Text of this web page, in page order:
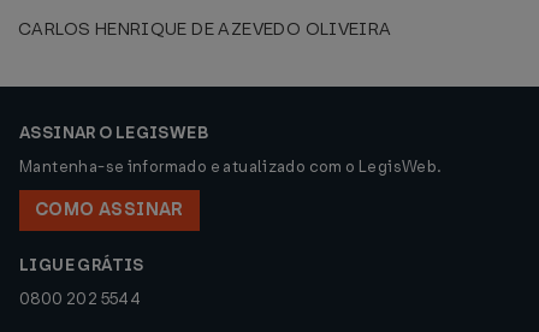
CARLOS HENRIQUE DE AZEVEDO OLIVEIRA
ASSINAR O LEGISWEB
Mantenha-se informado e atualizado com o LegisWeb.
COMO ASSINAR
LIGUE GRÁTIS
0800 202 5544